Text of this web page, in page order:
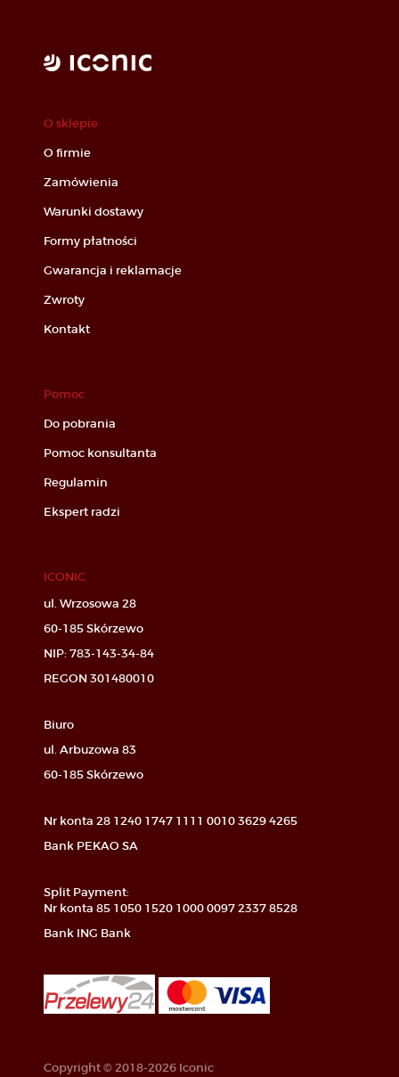
O sklepie
O firmie
Zamówienia
Warunki dostawy
Formy płatności
Gwarancja i reklamacje
Zwroty
Kontakt
Pomoc
Do pobrania
Pomoc konsultanta
Regulamin
Ekspert radzi
ICONIC
ul. Wrzosowa 28
60-185 Skórzewo
NIP: 783-143-34-84
REGON 301480010
Biuro
ul. Arbuzowa 83
60-185 Skórzewo
Nr konta 28 1240 1747 1111 0010 3629 4265
Bank PEKAO SA
Split Payment:
Nr konta 85 1050 1520 1000 0097 2337 8528
Bank ING Bank
Copyright © 2018-2026 Iconic